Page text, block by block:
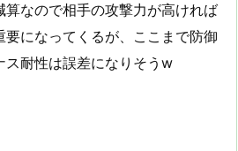
なので相手の攻撃力が高ければ
になってくるが、ここまで防御
ス耐性は誤差になりそうw